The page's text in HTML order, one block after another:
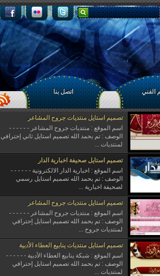
الفني اتصل بنا
تصميم استايل منتديات جروح المشاعر
اسم الموقع : منتديات جروح المشاعر - - - - - -
الوصف : تم بحمد الله تصميم استايل ثاني إحترافي
لمنتديات ...
تصميم استايل صحيفة اخبارية الدار
اسم الموقع : اخبارية الدار الالكترونية - - - - - -
الوصف : تم بحمد الله تصميم استايل رسمي
لصحيفة اخبارية ...
تصميم استايل منتديات جروح المشاعر
اسم الموقع : منتديات جروح المشاعر - - - - - -
الوصف : تم بحمد الله تصميم استايل إحترافي
لمنتديات جروح ...
تصميم استايل منتديات ينابيع العطاء الأدبية
اسم الموقع : شبكة ينابيع العطاء الأدبية - - - - - -
الوصف : تم بحمد الله تصميم استايل إحترافي
لمنتديات ...